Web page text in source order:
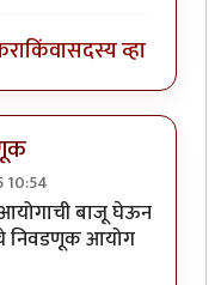
किंवासदस्य व्हा
10:54
बाजू घेऊन
निवडणूक आयोग